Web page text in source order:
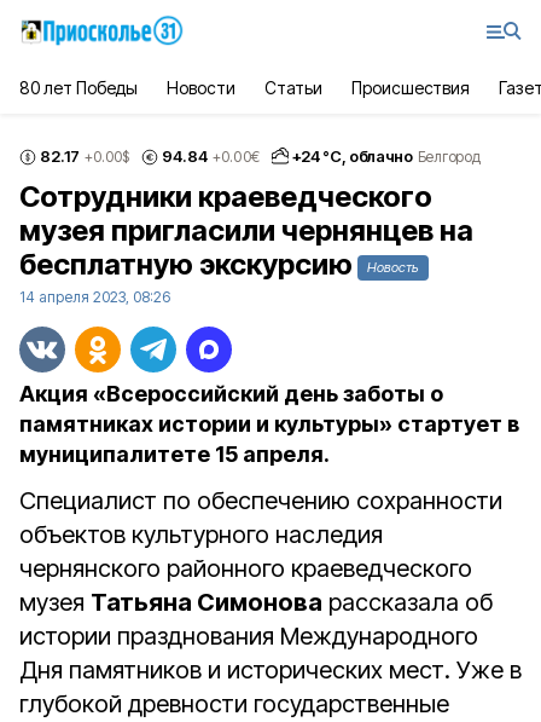
80 лет Победы Новости Статьи Происшествия
82.17 +0.00$ 94.84 +0.00€ +24°С, облачно Белгород
Сотрудники краеведческого
музея пригласили чернянцев на
бесплатную экскурсию
Новость
14 апреля 2023, 08:26
Акция «Всероссийский день заботы о
памятниках истории и культуры» стартует в
муниципалитете 15 апреля.
Специалист по обеспечению сохранности
объектов культурного наследия
чернянского районного краеведческого
музея Татьяна Симонова рассказала об
истории празднования Международного
Дня памятников и исторических мест. Уже в
глубокой древности государственные